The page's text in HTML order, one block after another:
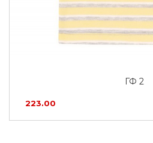
ГФ 2
223.00